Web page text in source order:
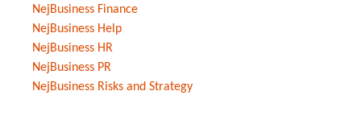
NejBusiness Finance
NejBusiness Help
NejBusiness HR
NejBusiness PR
NejBusiness Risks and Strategy